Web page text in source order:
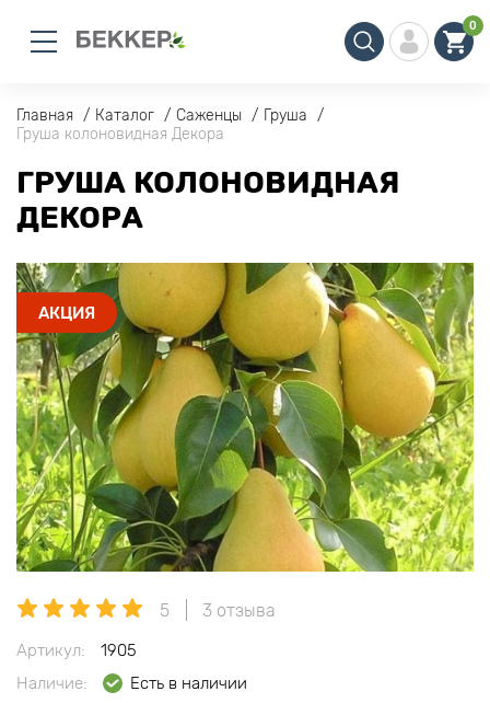
0
Главная Каталог Саженцы
Груша
Груша колоновидная Декора
ГРУША КОЛОНОВИДНАЯ
ДЕКОРА
АКЦИЯ
5 3 отзыва
Артикул:
1905
Наличие:
Есть в наличии